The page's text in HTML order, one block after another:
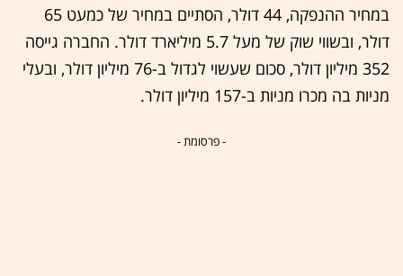
במחיר ההנפקה, 44 דולר, הסתיים במחיר של כמעט 65
דולר, ובשווי שוק של מעל 5.7 מיליארד דולר. החברה גייסה
352 מיליון דולר, סכום שעשוי לגדול ב-76 מיליון דולר, ובעלי
מניות בה מכרו מניות ב-157 מיליון דולר.
- פרסומת -